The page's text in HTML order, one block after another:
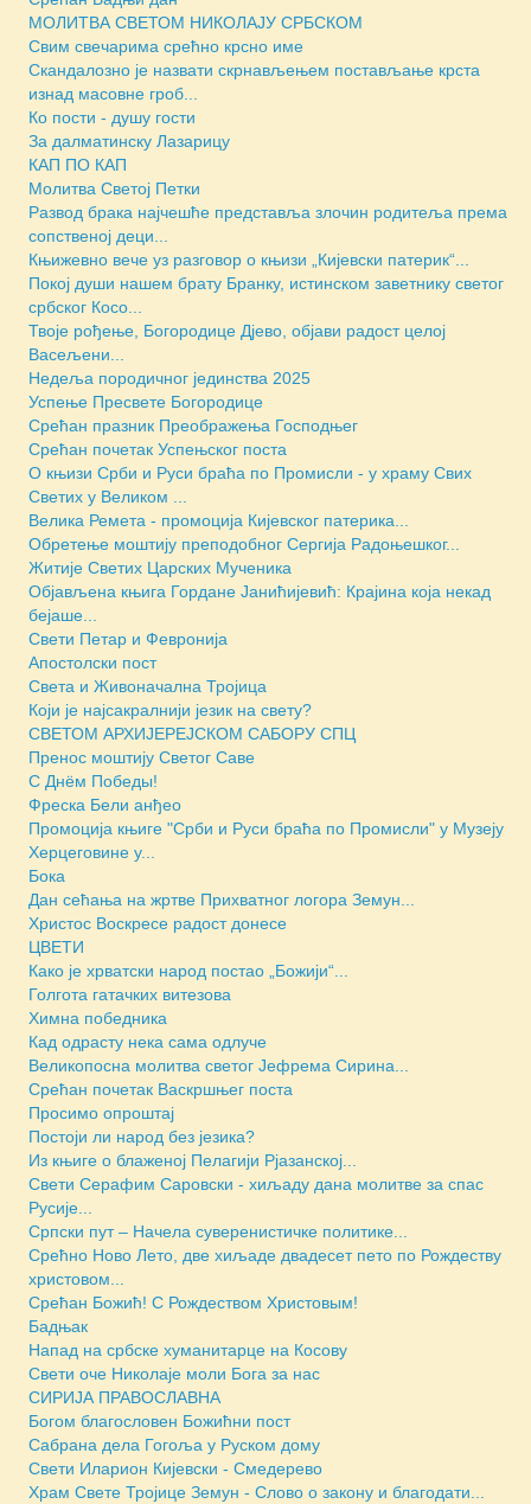
МОЛИТВА СВЕТОМ НИКОЛАЈУ СРБСКОМ
Свим свечарима срећно крсно име
Скандалозно је назвати скрнављењем постављање крста
изнад масовне гроб...
Ко пости - душу гости
За далматинску Лазарицу
КАП ПО КАП
Молитва Светој Петки
Развод брака најчешће представља злочин родитеља према
сопственој деци...
Књижевно вече уз разговор о књизи „Кијевски патерик“...
Покој души нашем брату Бранку, истинском заветнику светог
србског Косо...
Твоје рођење, Богородице Дјево, објави радост целој
Васељени...
Недеља породичног јединства 2025
Успење Пресвете Богородице
Срећан празник Преображења Господњег
Срећан почетак Успењског поста
О књизи Срби и Руси браћа по Промисли - у храму Свих
Светих у Великом ...
Велика Ремета - промоција Кијевског патерика...
Обретење моштију преподобног Сергија Радоњешког...
Житије Светих Царских Мученика
Објављена књига Гордане Јанићијевић: Крајина која некад
бејаше...
Свети Петар и Февронија
Апостолски пост
Света и Живоначална Тројица
Који је најсакралнији језик на свету?
СВЕТОМ АРХИЈЕРЕЈСКОМ САБОРУ СПЦ
Пренос моштију Светог Саве
С Днём Победы!
Фреска Бели анђео
Промоција књиге "Срби и Руси браћа по Промисли" у Музеју
Херцеговине у...
Бока
Дан сећања на жртве Прихватног логора Земун...
Христос Воскресе радост донесе
ЦВЕТИ
Како је хрватски народ постао „Божији“...
Голгота гатачких витезова
Химна победника
Кад одрасту нека сама одлуче
Великопосна молитва светог Јефрема Сирина...
Срећан почетак Васкршњег поста
Просимо опроштај
Постоји ли народ без језика?
Из књиге о блаженој Пелагији Рјазанској...
Свети Серафим Саровски - хиљаду дана молитве за спас
Русије...
Српски пут – Начела суверенистичке политике...
Срећно Ново Лето, две хиљаде двадесет пето по Рождеству
христовом...
Срећан Божић! С Рождеством Христовым!
Бадњак
Напад на србске хуманитарце на Косову
Свети оче Николаје моли Бога за нас
СИРИЈА ПРАВОСЛАВНА
Богом благословен Божићни пост
Сабрана дела Гогоља у Руском дому
Свети Иларион Кијевски - Смедерево
Храм Свете Тројице Земун - Слово о закону и благодати...